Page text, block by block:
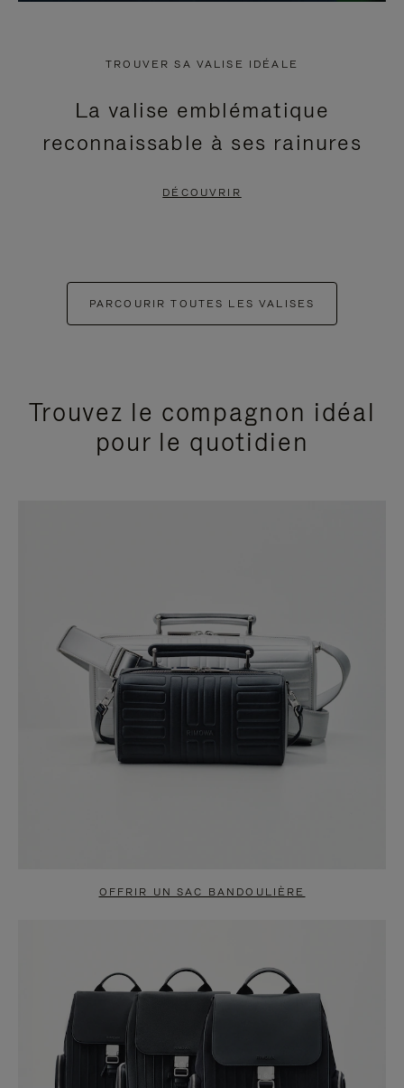
TROUVER SA VALISE IDÉALE
La valise emblématique
reconnaissable à ses rainures
DÉCOUVRIR
PARCOURIR TOUTES LES VALISES
Trouvez le compagnon idéal
pour le quotidien
OFFRIR UN SAC BANDOULIÈRE